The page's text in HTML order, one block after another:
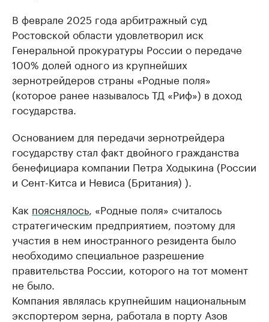
В феврале 2025 года арбитражный суд
Ростовской области удовлетворил иск
Генеральной прокуратуры России о передаче
100% долей одного из крупнейших
зернотрейдеров страны «Родные поля»
(которое ранее называлось ТД «Риф») в доход
государства.
Основанием для передачи зернотрейдера
государству стал факт двойного гражданства
бенефициара компании Петра Ходыкина (России
и Сент-Китса и Невиса (Британия) ).
Как пояснялось , «Родные поля» считалось
стратегическим предприятием, поэтому для
участия в нем иностранного резидента было
необходимо специальное разрешение
правительства России, которого на тот момент
не было.
Компания являлась крупнейшим национальным
экспортером зерна, работала в порту Азов